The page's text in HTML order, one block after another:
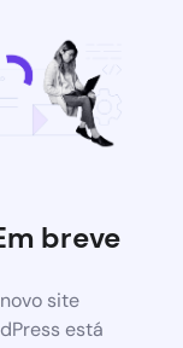
breve
site
está